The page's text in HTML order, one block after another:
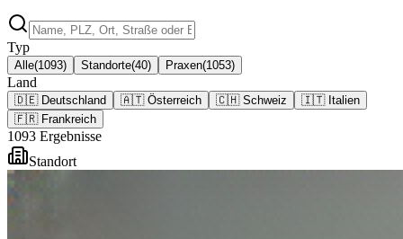
Typ
Alle(1093) Standorte(40) Praxen(1053)
Land
🇩🇪 Deutschland 🇦🇹 Österreich 🇨🇭 Schweiz 🇮🇹 Italien
🇫🇷 Frankreich
1093 Ergebnisse
Standort